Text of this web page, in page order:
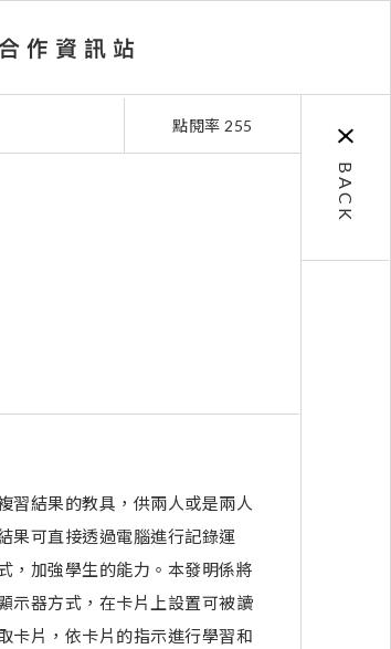
點閱率 255
習結果的教具，供兩人或是兩人
果可直接透過電腦進行記錄運
，加強學生的能力。本發明係將
示器方式，在卡片上設置可被讀
卡片，依卡片的指示進行學習和
BACK